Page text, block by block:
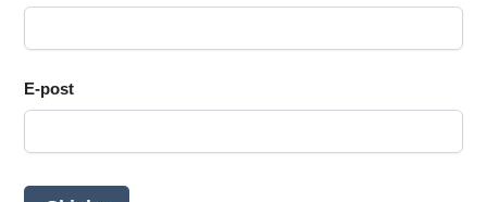
E-post